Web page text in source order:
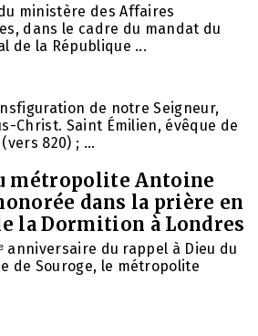
ministère des Affaires
dans le cadre du mandat du
de la République ...
de notre Seigneur,
Christ. Saint Émilien, évêque de
820) ; ...
métropolite Antoine
dans la prière en
la Dormition à Londres
anniversaire du rappel à Dieu du
de Souroge, le métropolite